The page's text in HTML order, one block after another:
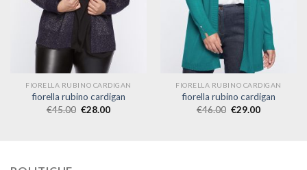
FIORELLA RUBINO CARDIGAN
fiorella rubino cardigan
€45.00 €28.00
FIORELLA RUBINO CARDIGAN
fiorella rubino cardigan
€46.00 €29.00